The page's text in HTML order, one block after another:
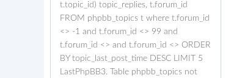
t.topic_id) topic_replies, t.forum_id
FROM phpbb_topics t where t.forum_id
<> -1 and t.forum_id <> 99 and
t.forum_id <> and t.forum_id <> ORDER
BY topic_last_post_time DESC LIMIT 5
LastPhpBB3. Table phpbb_topics not